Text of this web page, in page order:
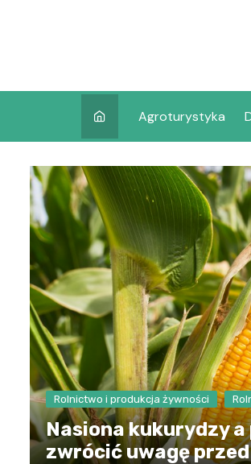
Agroturystyka
Rolnictwo i produkcja żywności
Nasiona kukurydzy
zwrócić uwagę